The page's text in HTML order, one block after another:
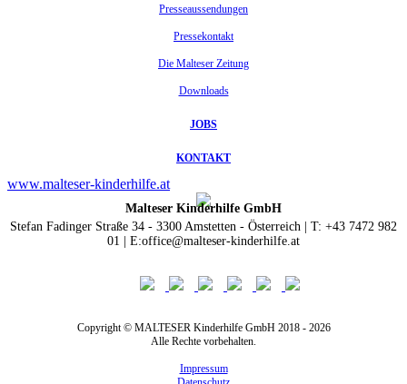
Presseaussendungen
Pressekontakt
Die Malteser Zeitung
Downloads
JOBS
KONTAKT
www.malteser-kinderhilfe.at
Malteser Kinderhilfe GmbH
Stefan Fadinger Straße 34 - 3300 Amstetten - Österreich | T: +43 7472 982
01 | E:office@malteser-kinderhilfe.at
Copyright © MALTESER Kinderhilfe GmbH 2018 - 2026
Alle Rechte vorbehalten.
Impressum